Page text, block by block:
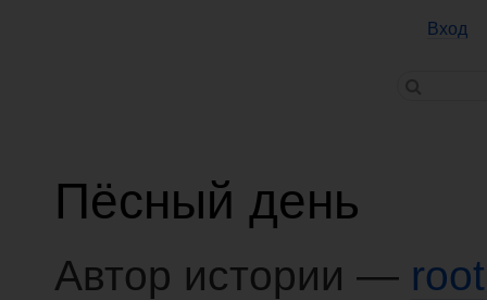
Вход
Пёсный день
Автор истории — root